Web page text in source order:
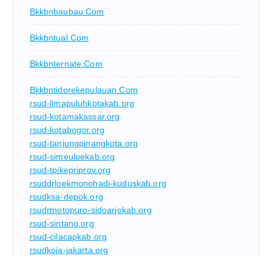
Bkkbnbaubau.com
Bkkbntual.com
Bkkbnternate.com
Bkkbntidorekepulauan.com
rsud-limapuluhkotakab.org
rsud-kotamakassar.org
rsud-kotabogor.org
rsud-tanjungpinangkota.org
rsud-simeuluekab.org
rsud-tpikepriprov.org
rsuddrloekmonohadi-kuduskab.org
rsudksa-depok.org
rsudrtnotopuro-sidoarjokab.org
rsud-sintang.org
rsud-cilacapkab.org
rsudkoja-jakarta.org